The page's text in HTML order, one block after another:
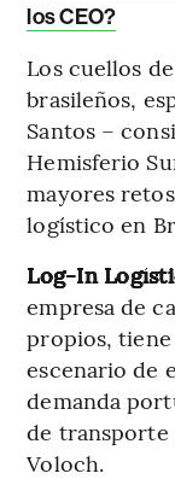
los CEO?
Los cuellos
brasileños,
Santos –
Hemisferio
mayores
logístico en
Log-In
empresa de
propios,
escenario de
demanda
de transporte
Voloch.